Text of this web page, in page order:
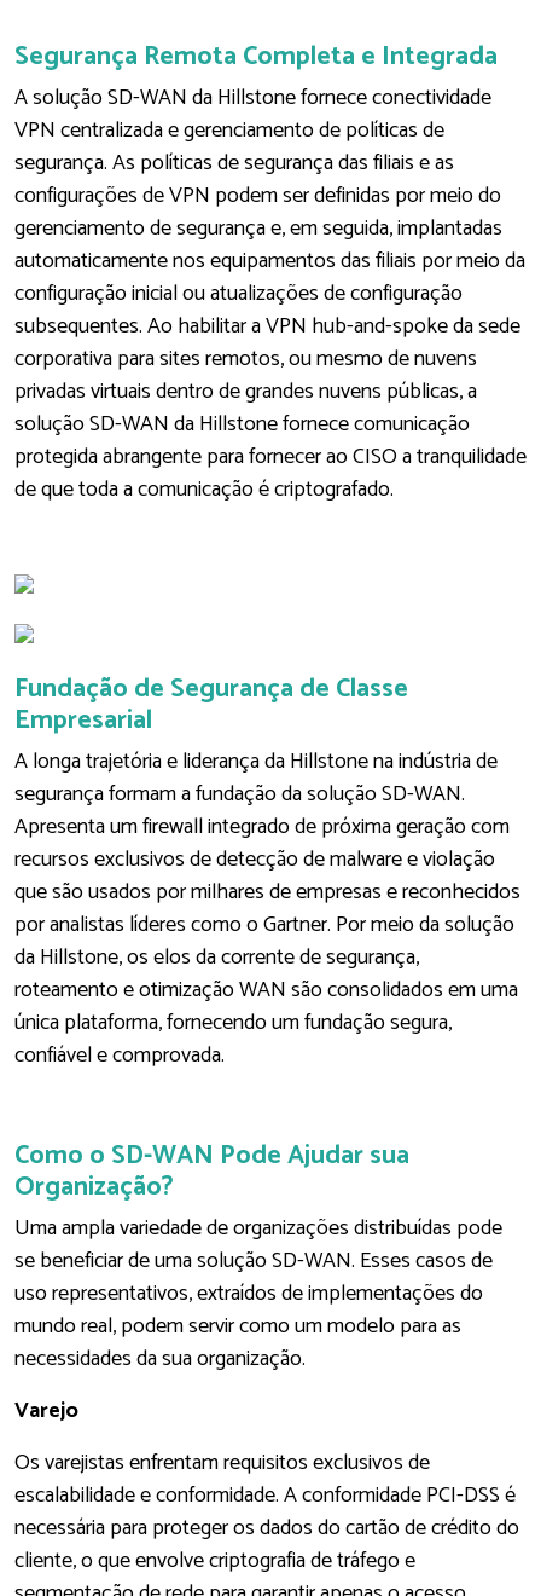
Segurança Remota Completa e Integrada
A solução SD-WAN da Hillstone fornece conectividade
VPN centralizada e gerenciamento de políticas de
segurança. As políticas de segurança das filiais e as
configurações de VPN podem ser definidas por meio do
gerenciamento de segurança e, em seguida, implantadas
automaticamente nos equipamentos das filiais por meio da
configuração inicial ou atualizações de configuração
subsequentes. Ao habilitar a VPN hub-and-spoke da sede
corporativa para sites remotos, ou mesmo de nuvens
privadas virtuais dentro de grandes nuvens públicas, a
solução SD-WAN da Hillstone fornece comunicação
protegida abrangente para fornecer ao CISO a tranquilidade
de que toda a comunicação é criptografado.
Fundação de Segurança de Classe
Empresarial
A longa trajetória e liderança da Hillstone na indústria de
segurança formam a fundação da solução SD-WAN.
Apresenta um firewall integrado de próxima geração com
recursos exclusivos de detecção de malware e violação
que são usados por milhares de empresas e reconhecidos
por analistas líderes como o Gartner. Por meio da solução
da Hillstone, os elos da corrente de segurança,
roteamento e otimização WAN são consolidados em uma
única plataforma, fornecendo um fundação segura,
confiável e comprovada.
Como o SD-WAN Pode Ajudar sua
Organização?
Uma ampla variedade de organizações distribuídas pode
se beneficiar de uma solução SD-WAN. Esses casos de
uso representativos, extraídos de implementações do
mundo real, podem servir como um modelo para as
necessidades da sua organização.
Varejo
Os varejistas enfrentam requisitos exclusivos de
escalabilidade e conformidade. A conformidade PCI-DSS é
necessária para proteger os dados do cartão de crédito do
cliente, o que envolve criptografia de tráfego e